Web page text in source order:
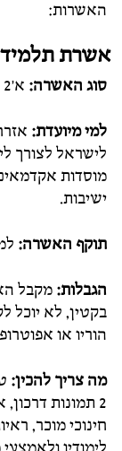
האשרות:
אשרת תלמיד
סוג האשרה: א'2
למי מיועדת:
לישראל לצורך
מוסדות
ישיבות.
תוקף האשרה:
הגבלות: מקבל
בקטין, לא
הוריו או
מה צריך להכין:
2 תמונות
חינוכי מוכר,